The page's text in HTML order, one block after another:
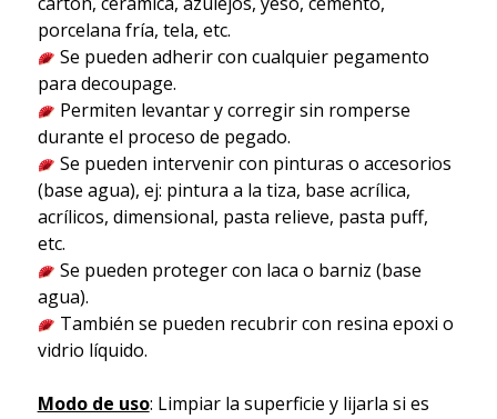
porcelana fría, tela, etc.
Se pueden adherir con cualquier pegamento
para decoupage.
Permiten levantar y corregir sin romperse
durante el proceso de pegado.
Se pueden intervenir con pinturas o accesorios
(base agua), ej: pintura a la tiza, base acrílica,
acrílicos, dimensional, pasta relieve, pasta puff,
etc.
Se pueden proteger con laca o barniz (base
agua).
También se pueden recubrir con resina epoxi o
vidrio líquido.
Modo de uso: Limpiar la superficie y lijarla si es